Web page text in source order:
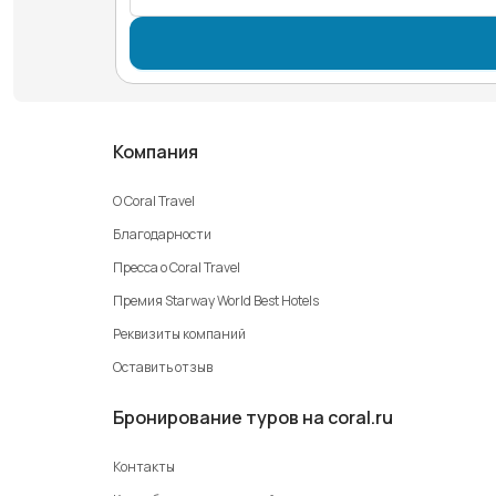
Компания
О Coral Travel
Благодарности
Пресса о Coral Travel
Премия Starway World Best Hotels
Реквизиты компаний
Оставить отзыв
Бронирование туров на coral.ru
Контакты